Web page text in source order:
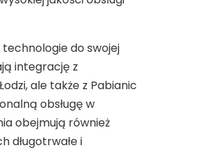
do swojej
integrację z
ale także z Pabianic
obsługę w
obejmują również
długotrwałe i